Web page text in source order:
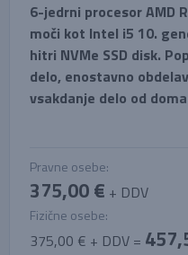
6-jedrni procesor AMD
moči kot Intel i5 10.
hitri NVMe SSD disk.
delo, enostavno
vsakdanje delo od
Pravne osebe:
375,00 € + DDV
Fizične osebe:
375,00 € + DDV =